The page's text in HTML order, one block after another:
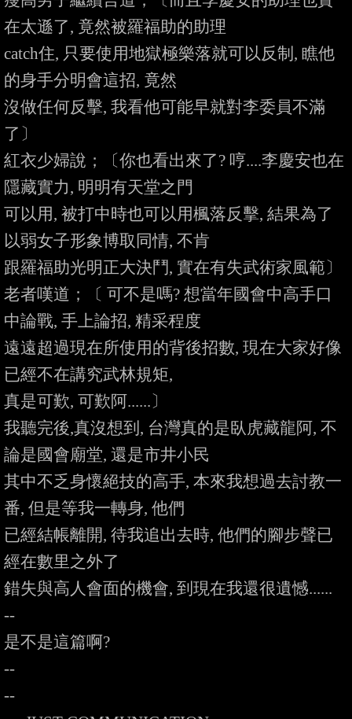
在太遜了, 竟然被羅福助的助理
catch住, 只要使用地獄極樂落就可以反制, 瞧他
的身手分明會這招, 竟然
沒做任何反擊, 我看他可能早就對李委員不滿
了〕
紅衣少婦說；〔你也看出來了? 哼....李慶安也在
隱藏實力, 明明有天堂之門
可以用, 被打中時也可以用楓落反擊, 結果為了
以弱女子形象博取同情, 不肯
跟羅福助光明正大決鬥, 實在有失武術家風範〕
老者嘆道；〔 可不是嗎? 想當年國會中高手口
中論戰, 手上論招, 精采程度
遠遠超過現在所使用的背後招數, 現在大家好像
已經不在講究武林規矩,
真是可歎, 可歎阿......〕
我聽完後,真沒想到, 台灣真的是臥虎藏龍阿, 不
論是國會廟堂, 還是市井小民
其中不乏身懷絕技的高手, 本來我想過去討教一
番, 但是等我一轉身, 他們
已經結帳離開, 待我追出去時, 他們的腳步聲已
經在數里之外了
錯失與高人會面的機會, 到現在我還很遺憾......
--
是不是這篇啊?
--
--